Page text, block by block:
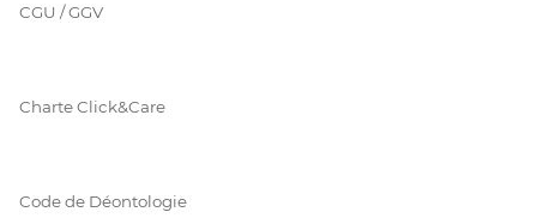
CGU / GGV
Charte Click&Care
Code de Déontologie